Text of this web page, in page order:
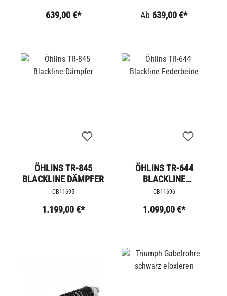
639,00 €* Ab 639,00 €*
ÖHLINS TR-845
BLACKLINE DÄMPFER
CB11695
1.199,00 €*
ÖHLINS TR-644
BLACKLINE
FEDERBEINE
CB11696
1.099,00 €*